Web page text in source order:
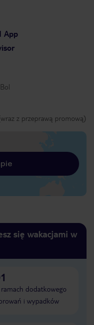
App
z przeprawą promową)
się wakacjami w
dodatkowego
i wypadków